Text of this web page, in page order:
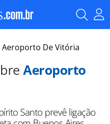
De Vitória
Aeroporto
Santo prevê ligação